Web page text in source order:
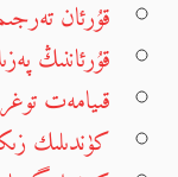
قۇرئان
قۇرئاننىڭ
قىيامەت
كۈندىلىك